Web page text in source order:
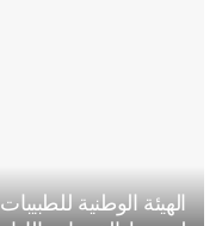
الهيئة الوطنية